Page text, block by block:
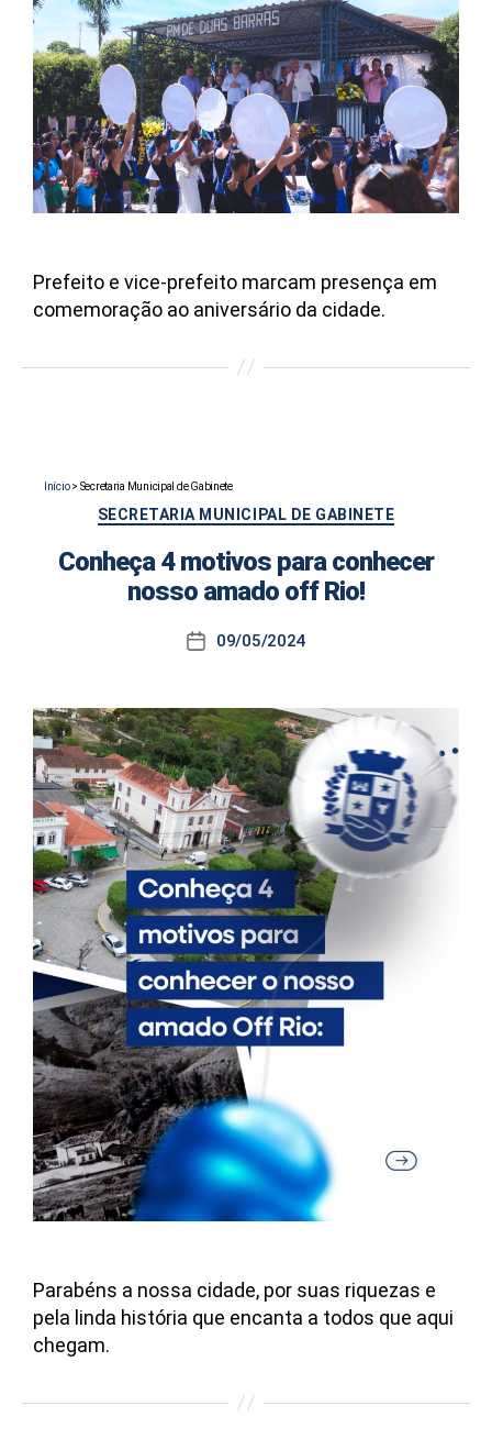
Prefeito e vice-prefeito marcam presença em
comemoração ao aniversário da cidade.
Início> Secretaria Municipal de Gabinete
Categorias
SECRETARIA MUNICIPAL DE GABINETE
Conheça 4 motivos para conhecer
nosso amado off Rio!
Data09/05/2024
Parabéns a nossa cidade, por suas riquezas e
pela linda história que encanta a todos que aqui
chegam.